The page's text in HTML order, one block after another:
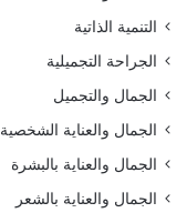
التنمية الذاتية
الجراحة التجميلية
الجمال والتجميل
الجمال والعناية الشخصية
الجمال والعناية بالبشرة
الجمال والعناية بالشعر